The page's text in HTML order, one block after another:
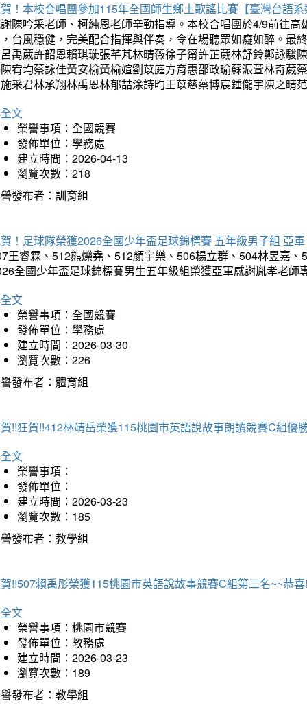
！本校合唱團參加115年全國師生鄉土歌謠比賽【臺灣台語
陳吟采老師、柯純恩老師辛勤指導。本校合唱團於4/9前往
台風穩健，完美配合指揮與伴奏，令在場聽眾如癡如醉。最
禹葳許韶恩賴琪璇張芊芃林晴薇徐子甯許芷葳林舒鈴鄭詠駿
宥均蔡詠佳黃安榆黃榆媗劉苡庭方育惠邵政瑜蘇浱萱林奇葳
采君林承翔林禹恩林郁喆涂詩昀王苡慈蔡博宸鍾儱宇陳之晴
文
榮譽事項：全國競賽
發佈單位：學務處
建立時間：2026-04-13
瀏覽次數：218
發布者：訓育組
！足球隊榮獲2026全國少年盃足球錦標賽 五年級男子組 亞軍
王睿霖、512熊爍堯、512顏宇樂、506楊立群、504林昱嘉
全國少年盃足球錦標賽男生五年級組榮獲亞軍感謝胤孝老師
文
榮譽事項：全國競賽
發佈單位：學務處
建立時間：2026-03-30
瀏覽次數：226
發布者：體育組
!!狂賀!!412林靖岳榮獲115桃園市英語說故事朗讀競賽C組優
文
榮譽事項：
發佈單位：
建立時間：2026-03-23
瀏覽次數：185
發布者：教學組
!!507賴禹彤榮獲115桃園市英語說故事競賽C組第三名~~恭喜
文
榮譽事項：桃園市競賽
發佈單位：教務處
建立時間：2026-03-23
瀏覽次數：189
發布者：教學組